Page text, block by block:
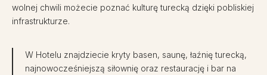
wolnej chwili możecie poznać kulturę turecką dzięki pobliskiej
infrastrukturze.
W Hotelu znajdziecie kryty basen, saunę, łaźnię turecką,
najnowocześniejszą siłownię oraz restaurację i bar na